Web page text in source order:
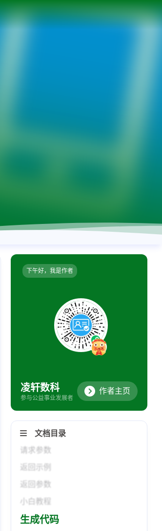
下午好，我是作者
作者主页
凌轩数科
参与公益事业发展者
文档目录
请求参数
返回示例
返回参数
小白教程
生成代码